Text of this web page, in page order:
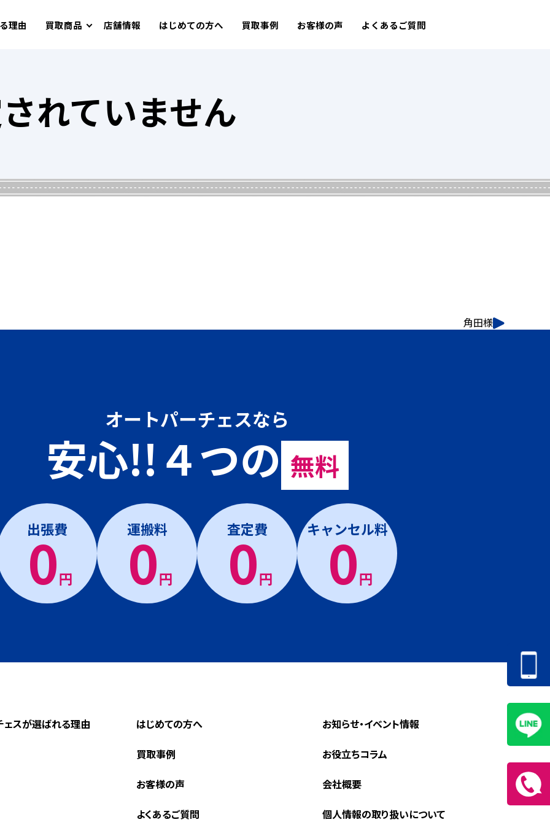
理由 買取商品 店舗情報 はじめての方へ 買取事例 お客様の声 よくあるご質問
れていません
角田様
オートパーチェスなら
安心!!４つの 無料
出張費
0円
運搬料
0円
査定費
0円
キャンセル料
0円
ェスが選ばれる理由 はじめての方へ
買取事例
お客様の声
よくあるご質問
お知らせ・イベント情報
お役立ちコラム
会社概要
個人情報の取り扱いについて